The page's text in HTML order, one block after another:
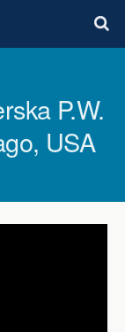
P.w.
USA